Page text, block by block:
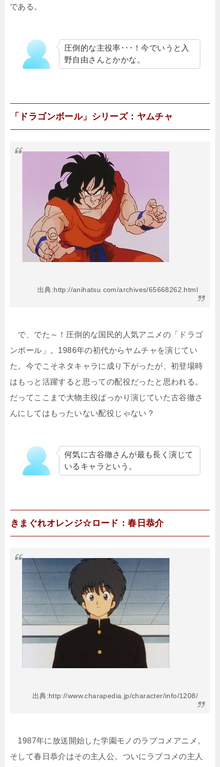
である。
圧倒的な主役率･･･！今でいうと入
野自由さんとかかな。
「ドラゴンボール」シリーズ：ヤムチャ
出典:http://anihatsu.com/archives/65668262.html
で、でた～！圧倒的な国民的人気アニメの「ドラゴ
ンボール」。1986年の初代からヤムチャを演じてい
た。今でこそネタキャラに成り下がったが、初登場時
はもっと活躍すると思っての配役だったと思われる。
だってここまで大物主役ばっかり演じていた古谷徹さ
んにしてはもったいない配役じゃない？
何気に古谷徹さんが最も長く演じて
いるキャラという。
きまぐれオレンジ☆ロード：春日恭介
出典:http://www.charapedia.jp/character/info/1208/
1987年に放送開始した学園モノのラブコメアニメ。
そして春日恭介はその主人公。ついにラブコメの主人